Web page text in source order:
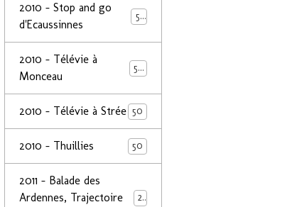
2010 - Stop and go
d'Ecaussinnes
50
2010 - Télévie à
Monceau
50
2010 - Télévie à Strée 50
2010 - Thuillies 50
2011 - Balade des
Ardennes, Trajectoire
24